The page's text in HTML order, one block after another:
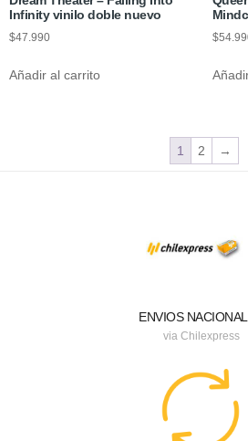
Infinity vinilo doble nuevo
$47.990
Añadir al carrito
$
1 2 →
ENVIOS
via Chilexpress